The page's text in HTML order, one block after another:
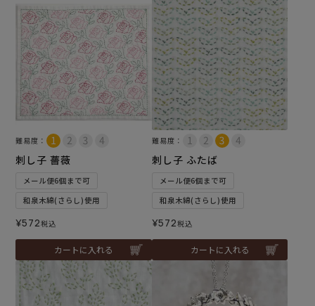
難易度：
刺し子 薔薇
メール便6個まで可
和泉木綿(さらし)使用
¥572税込
カートに入れる
難易度：
刺し子 ふたば
メール便6個まで可
和泉木綿(さらし)使用
¥572税込
カートに入れる